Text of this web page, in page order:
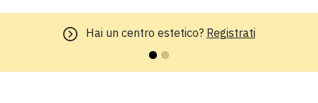
Hai un centro estetico? Registrati